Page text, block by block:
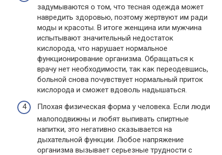
задумываются о том, что тесная одежда может
навредить здоровью, поэтому жертвуют им ради
моды и красоты. В итоге женщина или мужчина
испытывают значительный недостаток
кислорода, что нарушает нормальное
функционирование организма. Обращаться к
врачу нет необходимости, так как переодевшись,
больной снова почувствует нормальный приток
кислорода и сможет вдоволь надышаться.
Плохая физическая форма у человека. Если люди
малоподвижны и любят выпивать спиртные
напитки, это негативно сказывается на
дыхательной функции. Любое напряжение
организма вызывает серьезные трудности с